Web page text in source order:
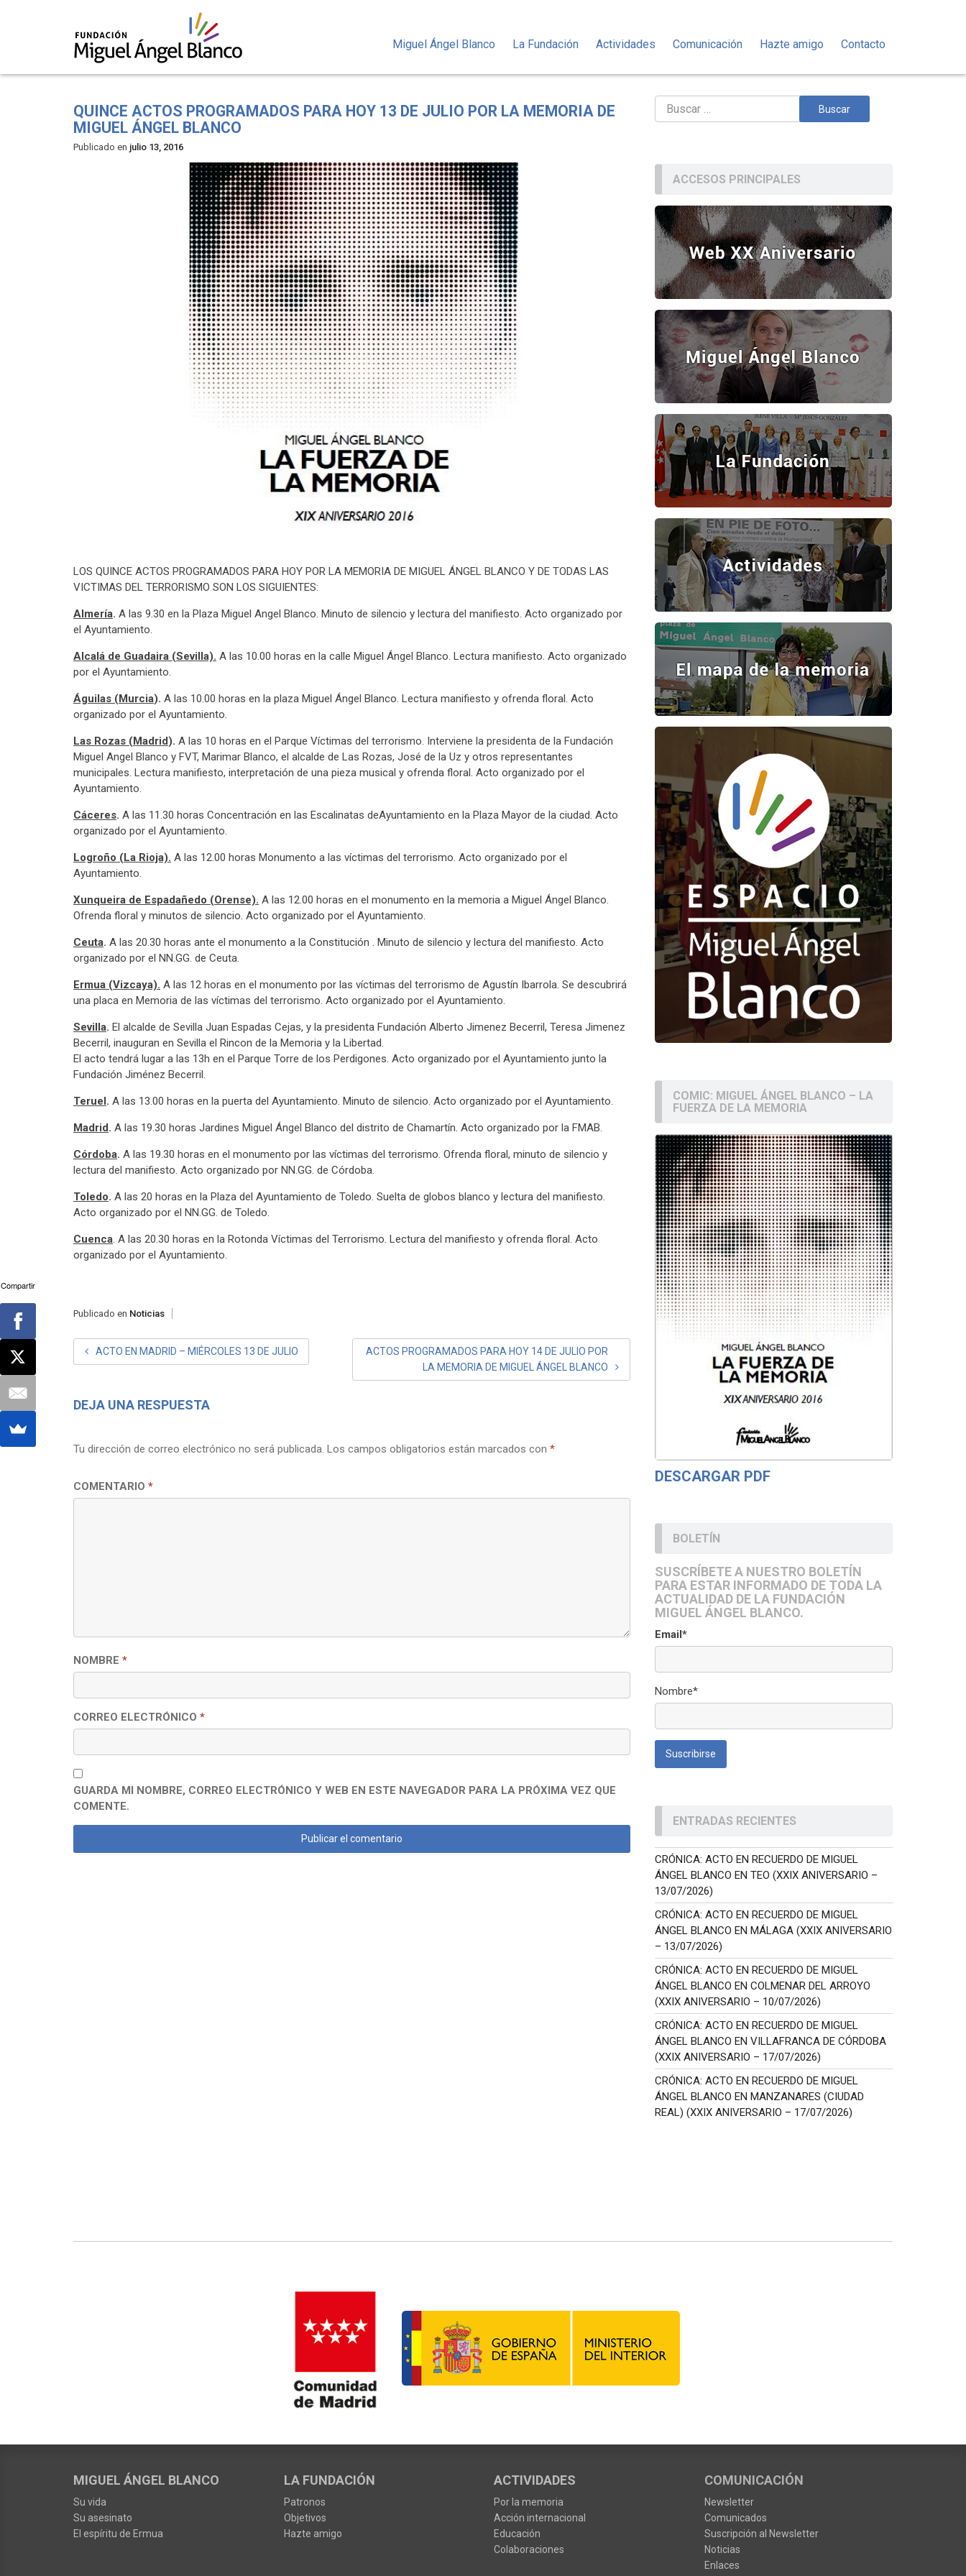
Miguel Ángel Blanco La Fundación Actividades Comunicación Hazte amigo Contacto
QUINCE ACTOS PROGRAMADOS PARA HOY 13 DE JULIO POR LA MEMORIA DE
MIGUEL ÁNGEL BLANCO
Publicado en julio 13, 2016
LOS QUINCE ACTOS PROGRAMADOS PARA HOY POR LA MEMORIA DE MIGUEL ÁNGEL BLANCO Y DE TODAS LAS
VICTIMAS DEL TERRORISMO SON LOS SIGUIENTES:
Almería. A las 9.30 en la Plaza Miguel Angel Blanco. Minuto de silencio y lectura del manifiesto. Acto organizado por
el Ayuntamiento.
Alcalá de Guadaira (Sevilla). A las 10.00 horas en la calle Miguel Ángel Blanco. Lectura manifiesto. Acto organizado
por el Ayuntamiento.
Águilas (Murcia). A las 10.00 horas en la plaza Miguel Ángel Blanco. Lectura manifiesto y ofrenda floral. Acto
organizado por el Ayuntamiento.
Las Rozas (Madrid). A las 10 horas en el Parque Víctimas del terrorismo. Interviene la presidenta de la Fundación
Miguel Angel Blanco y FVT, Marimar Blanco, el alcalde de Las Rozas, José de la Uz y otros representantes
municipales. Lectura manifiesto, interpretación de una pieza musical y ofrenda floral. Acto organizado por el
Ayuntamiento.
Cáceres. A las 11.30 horas Concentración en las Escalinatas deAyuntamiento en la Plaza Mayor de la ciudad. Acto
organizado por el Ayuntamiento.
Logroño (La Rioja). A las 12.00 horas Monumento a las víctimas del terrorismo. Acto organizado por el
Ayuntamiento.
Xunqueira de Espadañedo (Orense). A las 12.00 horas en el monumento en la memoria a Miguel Ángel Blanco.
Ofrenda floral y minutos de silencio. Acto organizado por el Ayuntamiento.
Ceuta. A las 20.30 horas ante el monumento a la Constitución . Minuto de silencio y lectura del manifiesto. Acto
organizado por el NN.GG. de Ceuta.
Ermua (Vizcaya). A las 12 horas en el monumento por las víctimas del terrorismo de Agustín Ibarrola. Se descubrirá
una placa en Memoria de las víctimas del terrorismo. Acto organizado por el Ayuntamiento.
Sevilla. El alcalde de Sevilla Juan Espadas Cejas, y la presidenta Fundación Alberto Jimenez Becerril, Teresa Jimenez
Becerril, inauguran en Sevilla el Rincon de la Memoria y la Libertad.
El acto tendrá lugar a las 13h en el Parque Torre de los Perdigones. Acto organizado por el Ayuntamiento junto la
Fundación Jiménez Becerril.
Teruel . A las 13.00 horas en la puerta del Ayuntamiento. Minuto de silencio. Acto organizado por el Ayuntamiento.
Madrid. A las 19.30 horas Jardines Miguel Ángel Blanco del distrito de Chamartín. Acto organizado por la FMAB.
Córdoba. A las 19.30 horas en el monumento por las víctimas del terrorismo. Ofrenda floral, minuto de silencio y
lectura del manifiesto. Acto organizado por NN.GG. de Córdoba.
Toledo. A las 20 horas en la Plaza del Ayuntamiento de Toledo. Suelta de globos blanco y lectura del manifiesto.
Acto organizado por el NN.GG. de Toledo.
Cuenca. A las 20.30 horas en la Rotonda Víctimas del Terrorismo. Lectura del manifiesto y ofrenda floral. Acto
organizado por el Ayuntamiento.
Publicado en Noticias
NAVEGACIÓN
ENTRADAS
ACTO EN MADRID – MIÉRCOLES 13 DE JULIO
ACTOS PROGRAMADOS PARA HOY 14 DE JULIO POR
LA MEMORIA DE MIGUEL ÁNGEL BLANCO
DEJA UNA RESPUESTA
Tu dirección de correo electrónico no será publicada. Los campos obligatorios están marcados con *
COMENTARIO *
NOMBRE *
CORREO ELECTRÓNICO *
GUARDA MI NOMBRE, CORREO ELECTRÓNICO Y WEB EN ESTE NAVEGADOR PARA LA PRÓXIMA VEZ QUE
COMENTE.
Buscar:
ACCESOS PRINCIPALES
COMIC: MIGUEL ÁNGEL BLANCO – LA
FUERZA DE LA MEMORIA
DESCARGAR PDF
BOLETÍN
SUSCRÍBETE A NUESTRO BOLETÍN
PARA ESTAR INFORMADO DE TODA LA
ACTUALIDAD DE LA FUNDACIÓN
MIGUEL ÁNGEL BLANCO.
Email*
Nombre*
ENTRADAS RECIENTES
CRÓNICA: ACTO EN RECUERDO DE MIGUEL
ÁNGEL BLANCO EN TEO (XXIX ANIVERSARIO –
13/07/2026)
CRÓNICA: ACTO EN RECUERDO DE MIGUEL
ÁNGEL BLANCO EN MÁLAGA (XXIX ANIVERSARIO
– 13/07/2026)
CRÓNICA: ACTO EN RECUERDO DE MIGUEL
ÁNGEL BLANCO EN COLMENAR DEL ARROYO
(XXIX ANIVERSARIO – 10/07/2026)
CRÓNICA: ACTO EN RECUERDO DE MIGUEL
ÁNGEL BLANCO EN VILLAFRANCA DE CÓRDOBA
(XXIX ANIVERSARIO – 17/07/2026)
CRÓNICA: ACTO EN RECUERDO DE MIGUEL
ÁNGEL BLANCO EN MANZANARES (CIUDAD
REAL) (XXIX ANIVERSARIO – 17/07/2026)
MIGUEL ÁNGEL BLANCO
Su vida
Su asesinato
El espíritu de Ermua
LA FUNDACIÓN
Patronos
Objetivos
Hazte amigo
ACTIVIDADES
Por la memoria
Acción internacional
Educación
Colaboraciones
COMUNICACIÓN
Newsletter
Comunicados
Suscripción al Newsletter
Noticias
Enlaces
Compartir